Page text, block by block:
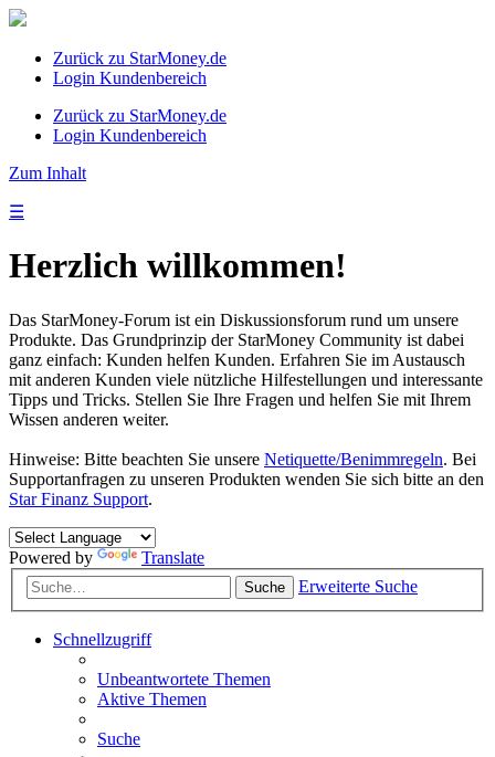
Zurück zu StarMoney.de
Login Kundenbereich
Zurück zu StarMoney.de
Login Kundenbereich
Zum Inhalt
☰
Herzlich willkommen!
Das StarMoney-Forum ist ein Diskussionsforum rund um unsere
Produkte. Das Grundprinzip der StarMoney Community ist dabei
ganz einfach: Kunden helfen Kunden. Erfahren Sie im Austausch
mit anderen Kunden viele nützliche Hilfestellungen und interessante
Tipps und Tricks. Stellen Sie Ihre Fragen und helfen Sie mit Ihrem
Wissen anderen weiter.
Hinweise: Bitte beachten Sie unsere Netiquette/Benimmregeln. Bei
Supportanfragen zu unseren Produkten wenden Sie sich bitte an den
Star Finanz Support.
Powered by Translate
Suche Erweiterte Suche
Schnellzugriff
Unbeantwortete Themen
Aktive Themen
Suche